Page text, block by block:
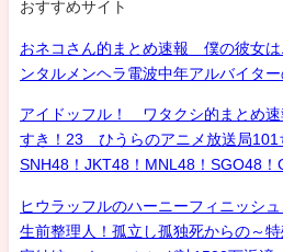
おすすめサイト
おネコさん的まとめ速報 僕の彼女は
ンタルメンヘラ電波中年アルバイタ
アイドッフル！ ワタクシ的まとめ
すき！23 ひうらのアニメ放送局101
SNH48！JKT48！MNL48！SGO48
ヒウラッフルのハーニーフィニッシ
生前整理人！孤立し孤独死からの～